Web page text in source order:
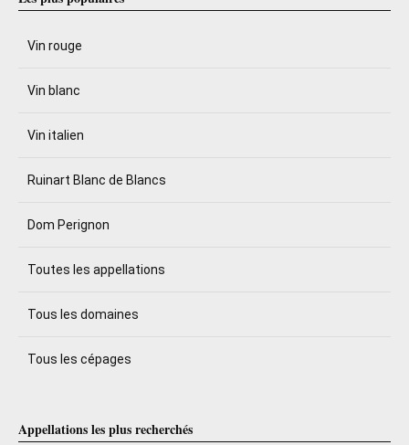
Vin rouge
Vin blanc
Vin italien
Ruinart Blanc de Blancs
Dom Perignon
Toutes les appellations
Tous les domaines
Tous les cépages
Appellations les plus recherchés